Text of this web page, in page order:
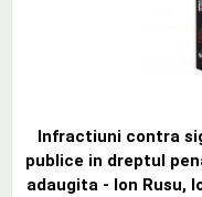
Infractiuni contra
publice in dreptul
adaugita - Ion Rusu,